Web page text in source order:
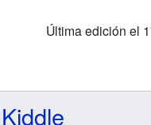
Última edición el